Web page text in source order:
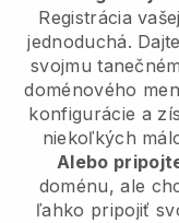
Registrácia
jednoduchá.
svojmu
doménového
konfigurácie a
niekoľkých
Alebo
doménu, ale
ľahko pripojiť